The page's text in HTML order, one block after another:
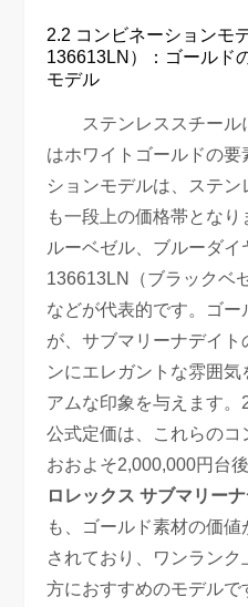
2.2 コンビネーションモ
136613LN）：ゴールド
モデル
ステンレススチー
はホワイトゴールドの
ションモデルは、ステン
も一段上の価格帯とな
ルーベゼル、ブルーダイ
136613LN（ブラックベ
などが代表的です。ゴー
が、サブマリーナデイト
ンにエレガントな雰囲気
アムな印象を与えます。
公式定価は、これらの
おおよそ2,000,000円台
ロレックス サブマリー
も、ゴールド素材の価
されており、ワンラン
方におすすめのモデルで